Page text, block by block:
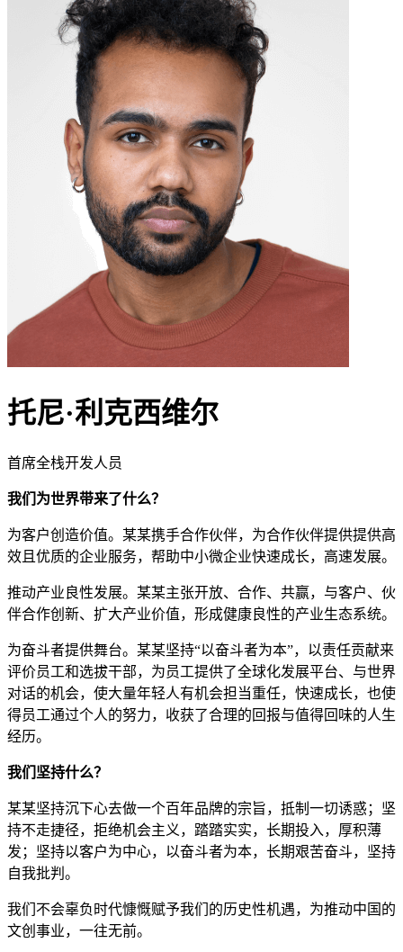
托尼·利克西维尔
首席全栈开发人员
我们为世界带来了什么？
为客户创造价值。某某携手合作伙伴，为合作伙伴提供提供高
效且优质的企业服务，帮助中小微企业快速成长，高速发展。
推动产业良性发展。某某主张开放、合作、共赢，与客户、伙
伴合作创新、扩大产业价值，形成健康良性的产业生态系统。
为奋斗者提供舞台。某某坚持“以奋斗者为本”，以责任贡献来
评价员工和选拔干部，为员工提供了全球化发展平台、与世界
对话的机会，使大量年轻人有机会担当重任，快速成长，也使
得员工通过个人的努力，收获了合理的回报与值得回味的人生
经历。
我们坚持什么？
某某坚持沉下心去做一个百年品牌的宗旨，抵制一切诱惑；坚
持不走捷径，拒绝机会主义，踏踏实实，长期投入，厚积薄
发；坚持以客户为中心，以奋斗者为本，长期艰苦奋斗，坚持
自我批判。
我们不会辜负时代慷慨赋予我们的历史性机遇，为推动中国的
文创事业，一往无前。